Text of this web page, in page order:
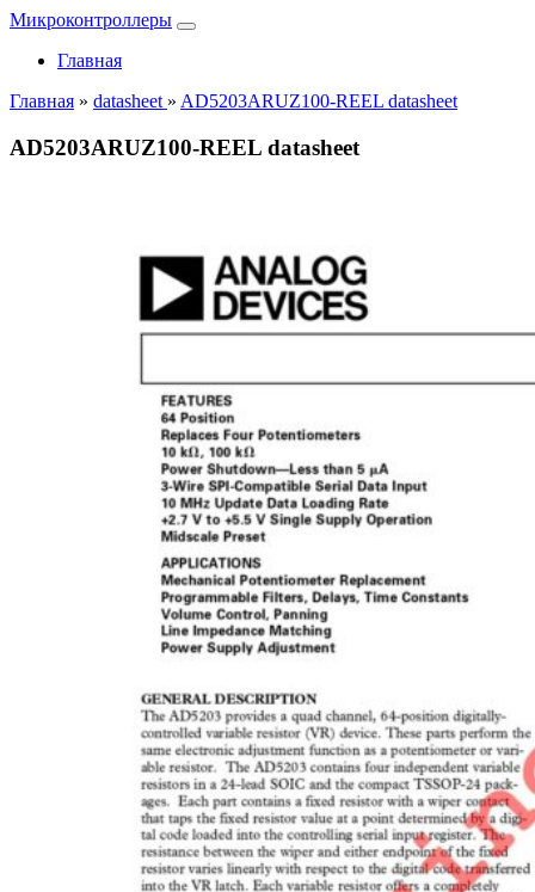
Микроконтроллеры
Главная
Главная » datasheet » AD5203ARUZ100-REEL datasheet
AD5203ARUZ100-REEL datasheet